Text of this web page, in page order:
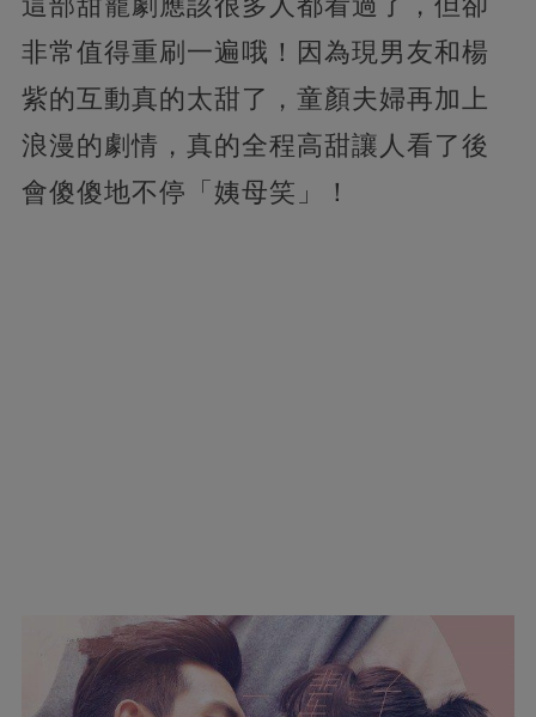
非常值得重刷一遍哦！因為現男友和楊
紫的互動真的太甜了，童顏夫婦再加上
浪漫的劇情，真的全程高甜讓人看了後
會傻傻地不停「姨母笑」！